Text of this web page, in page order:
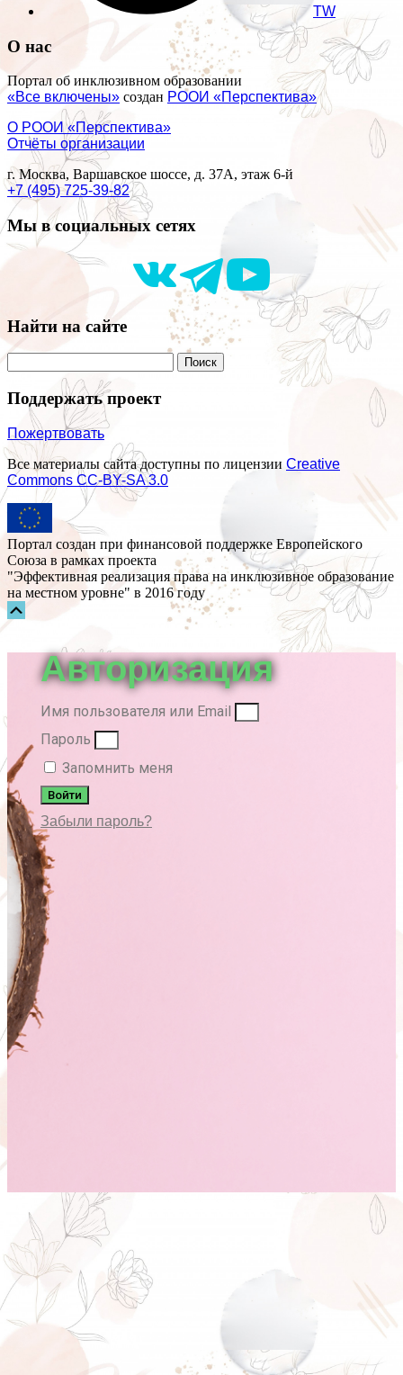
TW
О нас
Портал об инклюзивном образовании
«Все включены» создан РООИ «Перспектива»
О РООИ «Перспектива»
Отчёты организации
г. Москва, Варшавское шоссе, д. 37А, этаж 6-й
+7 (495) 725-39-82
Мы в социальных сетях
Найти на сайте
Поддержать проект
Пожертвовать
Все материалы сайта доступны по лицензии Creative
Commons СС-BY-SA 3.0
Портал создан при финансовой поддержке Европейского
Союза в рамках проекта
"Эффективная реализация права на инклюзивное образование
на местном уровне" в 2016 году
Авторизация
Имя пользователя или Email
Пароль
Запомнить меня
Войти
Забыли пароль?